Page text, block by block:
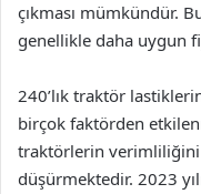
çıkması mümkündür.
genellikle daha uygun
240’lık traktör
birçok faktörden
traktörlerin verimliliğini
düşürmektedir. 2023